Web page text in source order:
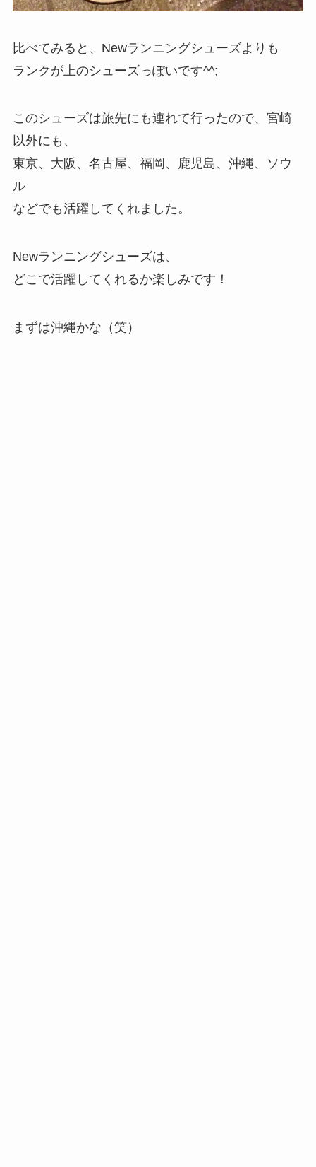
比べてみると、Newランニングシューズよりも
ランクが上のシューズっぽいです^^;
このシューズは旅先にも連れて行ったので、宮崎
以外にも、
東京、大阪、名古屋、福岡、鹿児島、沖縄、ソウ
ル
などでも活躍してくれました。
Newランニングシューズは、
どこで活躍してくれるか楽しみです！
まずは沖縄かな（笑）